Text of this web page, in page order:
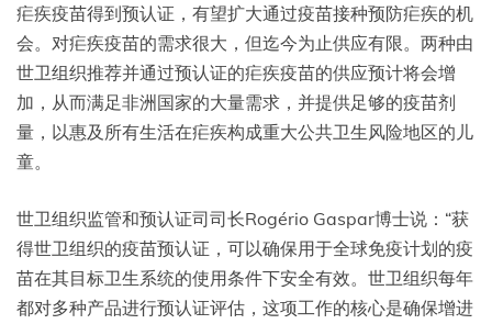
疟疾疫苗得到预认证，有望扩大通过疫苗接种预防疟疾的机
会。对疟疾疫苗的需求很大，但迄今为止供应有限。两种由
世卫组织推荐并通过预认证的疟疾疫苗的供应预计将会增
加，从而满足非洲国家的大量需求，并提供足够的疫苗剂
量，以惠及所有生活在疟疾构成重大公共卫生风险地区的儿
童。
世卫组织监管和预认证司司长Rogério Gaspar博士说：“获
得世卫组织的疫苗预认证，可以确保用于全球免疫计划的疫
苗在其目标卫生系统的使用条件下安全有效。世卫组织每年
都对多种产品进行预认证评估，这项工作的核心是确保增进